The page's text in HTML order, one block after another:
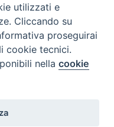
utilizzati e
Cliccando su
proseguirai
cookie tecnici.
nellacookie